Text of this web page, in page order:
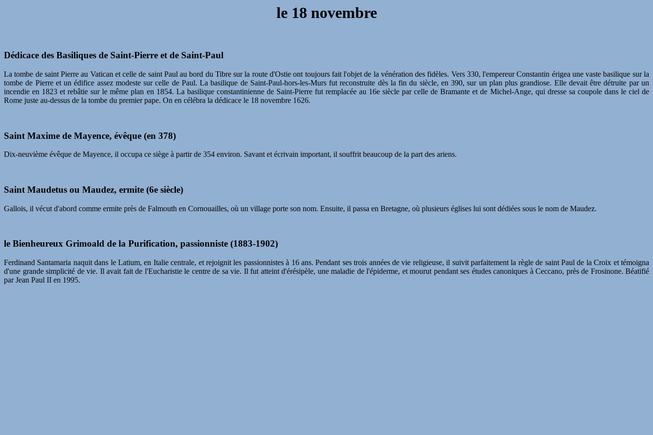
le 18 novembre
Dédicace des Basiliques de Saint-Pierre et de Saint-Paul
La tombe de saint Pierre au Vatican et celle de saint Paul au bord du Tibre sur la route d'Ostie ont toujours fait l'objet de la vénération des fidèles. Vers 330, l'empereur Constantin érigea une vaste basilique sur la
tombe de Pierre et un édifice assez modeste sur celle de Paul. La basilique de Saint-Paul-hors-les-Murs fut reconstruite dès la fin du siècle, en 390, sur un plan plus grandiose. Elle devait être détruite par un
incendie en 1823 et rebâtie sur le même plan en 1854. La basilique constantinienne de Saint-Pierre fut remplacée au 16e siècle par celle de Bramante et de Michel-Ange, qui dresse sa coupole dans le ciel de
Rome juste au-dessus de la tombe du premier pape. On en célébra la dédicace le 18 novembre 1626.
Saint Maxime de Mayence, évêque (en 378)
Dix-neuvième évêque de Mayence, il occupa ce siège à partir de 354 environ. Savant et écrivain important, il souffrit beaucoup de la part des ariens.
Saint Maudetus ou Maudez, ermite (6e siècle)
Gallois, il vécut d'abord comme ermite près de Falmouth en Cornouailles, où un village porte son nom. Ensuite, il passa en Bretagne, où plusieurs églises lui sont dédiées sous le nom de Maudez.
le Bienheureux Grimoald de la Purification, passionniste (1883-1902)
Ferdinand Santamaria naquit dans le Latium, en Italie centrale, et rejoignit les passionnistes à 16 ans. Pendant ses trois années de vie religieuse, il suivit parfaitement la règle de saint Paul de la Croix et témoigna
d'une grande simplicité de vie. Il avait fait de l'Eucharistie le centre de sa vie. Il fut atteint d'érésipèle, une maladie de l'épiderme, et mourut pendant ses études canoniques à Ceccano, près de Frosinone. Béatifié
par Jean Paul II en 1995.